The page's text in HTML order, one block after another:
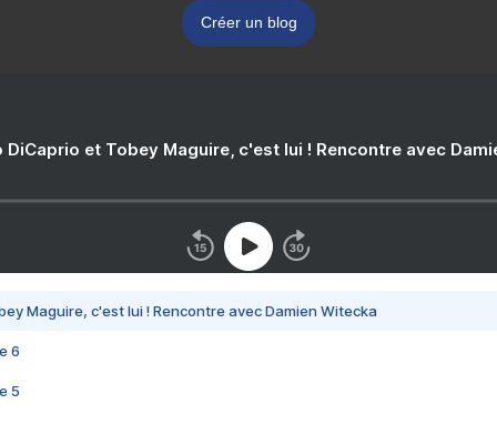
Créer un blog
DiCaprio et Tobey Maguire, c'est lui ! Rencontre avec
Maguire, c'est lui ! Rencontre avec Damien Witecka
6
5